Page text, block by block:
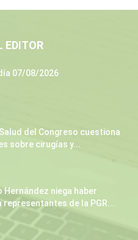
EDITOR
07/08/2026
del Congreso cuestiona
sobre cirugías y...
Hernández niega haber
de la PGR...